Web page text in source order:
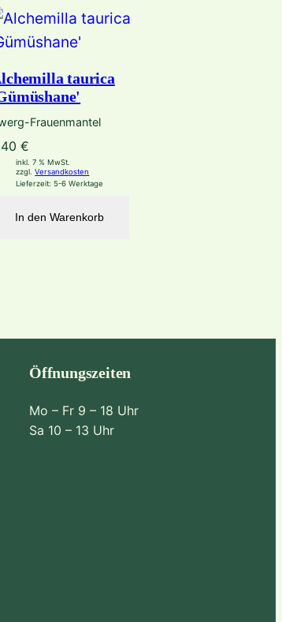
taurica
Frauenmantel
€
inkl. 7 % MwSt.
zzgl.Versandkosten
Lieferzeit:5-6 Werktage
In den Warenkorb
Öffnungszeiten
Mo – Fr 9 – 18 Uhr
Sa 10 – 13 Uhr